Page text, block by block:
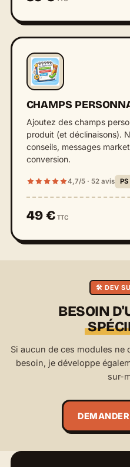
CHAMPS
Ajoutez des champs
produit (et déclinaisons).
conseils, messages
conversion.
4,7/5 · 52 avis PS
49 € TTC
🛠️ DEV
BESOIN
Si aucun de ces modules ne
besoin, je développe
sur-